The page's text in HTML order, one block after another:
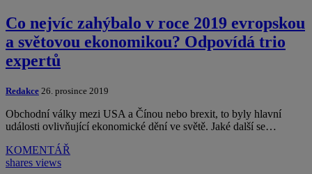
Co nejvíc zahýbalo v roce 2019 evropskou
a světovou ekonomikou? Odpovídá trio
expertů
Redakce 26. prosince 2019
Obchodní války mezi USA a Čínou nebo brexit, to byly hlavní
události ovlivňující ekonomické dění ve světě. Jaké další se…
KOMENTÁŘ
shares views